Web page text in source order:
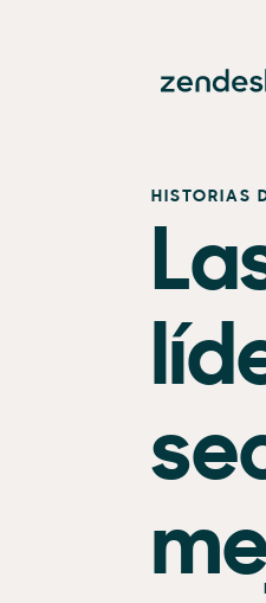
HISTORIAS